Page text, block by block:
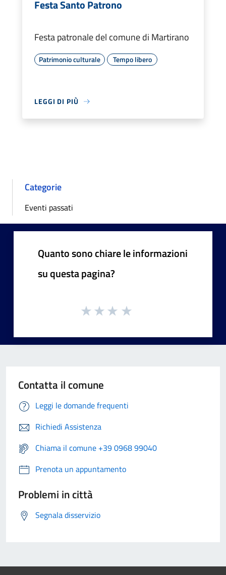
Festa Santo Patrono
Festa patronale del comune di Martirano
Patrimonio culturale Tempo libero
LEGGI DI PIÙ
Categorie
Eventi passati
Quanto sono chiare le informazioni
su questa pagina?
Contatta il comune
Leggi le domande frequenti
Richiedi Assistenza
Chiama il comune +39 0968 99040
Prenota un appuntamento
Problemi in città
Segnala disservizio